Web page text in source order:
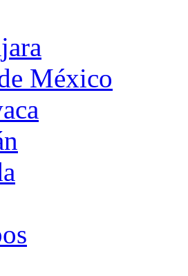
México